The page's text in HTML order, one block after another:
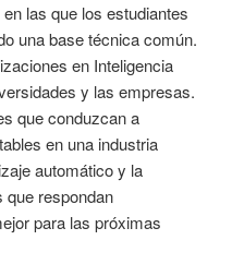
las que los estudiantes
una base técnica común.
en Inteligencia
y las empresas.
que conduzcan a
en una industria
automático y la
que respondan
para las próximas